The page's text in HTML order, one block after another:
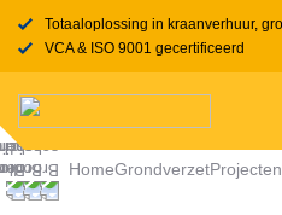
Totaaloplossing in kraanverhuur,
VCA & ISO 9001 gecertificeerd
HomeGrondverzetProjecten